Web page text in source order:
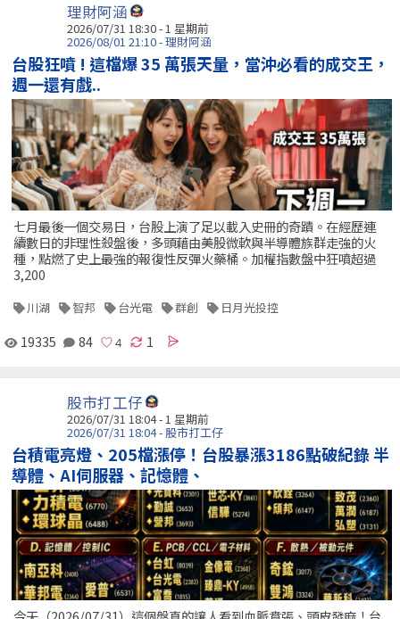
理財阿涵
2026/07/31 18:30 - 1 星期前
2026/08/01 21:10 - 理財阿涵
台股狂噴 ! 這檔爆 35 萬張天量，當沖必看的成交王，
週一還有戲..
七月最後一個交易日，台股上演了足以載入史冊的奇蹟。在經歷連
續數日的非理性殺盤後，多頭藉由美股微軟與半導體族群走強的火
種，點燃了史上最強的報復性反彈火藥桶。加權指數盤中狂噴超過
3,200
川湖 智邦 台光電 群創 日月光投控
19335 84 1
股市打工仔
2026/07/31 18:04 - 1 星期前
2026/07/31 18:04 - 股市打工仔
台積電亮燈、205檔漲停！台股暴漲3186點破紀錄 半
導體、AI伺服器、記憶體、